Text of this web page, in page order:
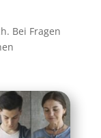
Bei Fragen